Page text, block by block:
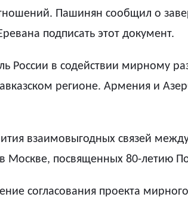
Пашинян сообщил о
подписать этот документ.
России в содействии мирному
регионе. Армения и
взаимовыгодных связей
посвященных 80-летию
согласования проекта